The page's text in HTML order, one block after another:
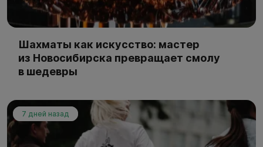
Шахматы как искусство: мастер
из Новосибирска превращает смолу
в шедевры
7 дней назад